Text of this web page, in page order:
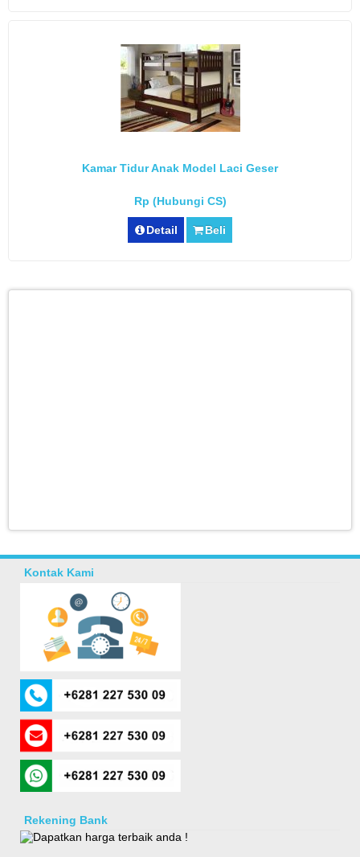
Kamar Tidur Anak Model Laci Geser
Rp (Hubungi CS)
Detail Beli
Kontak Kami
Rekening Bank